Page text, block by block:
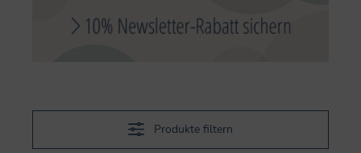
Produkte filtern